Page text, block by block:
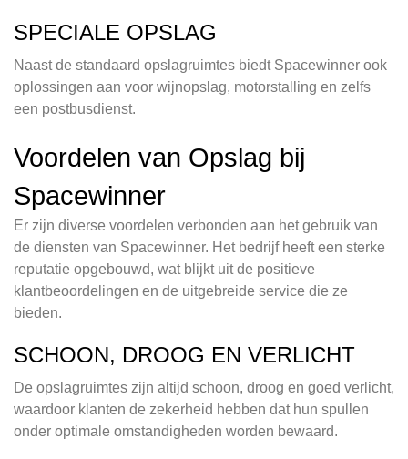
SPECIALE OPSLAG
Naast de standaard opslagruimtes biedt Spacewinner ook
oplossingen aan voor wijnopslag, motorstalling en zelfs
een postbusdienst.
Voordelen van Opslag bij
Spacewinner
Er zijn diverse voordelen verbonden aan het gebruik van
de diensten van Spacewinner. Het bedrijf heeft een sterke
reputatie opgebouwd, wat blijkt uit de positieve
klantbeoordelingen en de uitgebreide service die ze
bieden.
SCHOON, DROOG EN VERLICHT
De opslagruimtes zijn altijd schoon, droog en goed verlicht,
waardoor klanten de zekerheid hebben dat hun spullen
onder optimale omstandigheden worden bewaard.